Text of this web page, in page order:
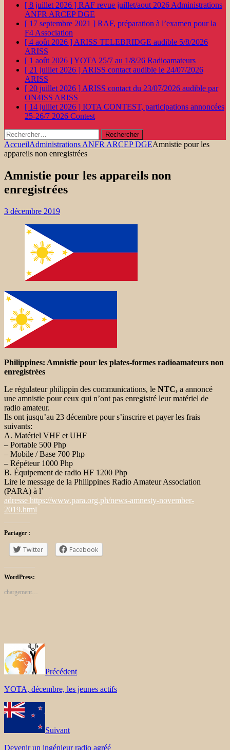
[ 8 juillet 2026 ] RAF revue juillet/aout 2026 Administrations
ANFR ARCEP DGE
[ 17 septembre 2021 ] RAF, préparation à l’examen pour la
F4 Association
[ 4 août 2026 ] ARISS TELEBRIDGE audible 5/8/2026
ARISS
[ 1 août 2026 ]YOTA 25/7 au 1/8/26 Radioamateurs
[ 21 juillet 2026 ] ARISS contact audible le 24/07/2026
ARISS
[ 20 juillet 2026 ] ARISS contact du 23/07/2026 audible par
ON4ISS ARISS
[ 14 juillet 2026 ] IOTA CONTEST, participations annoncées
25-26/7 2026 Contest
Rechercher :
AccueilAdministrations ANFR ARCEP DGEAmnistie pour les
appareils non enregistrées
Amnistie pour les appareils non
enregistrées
3 décembre 2019
Philippines: Amnistie pour les plates-formes radioamateurs non
enregistrées
Le régulateur philippin des communications, le NTC, a annoncé
une amnistie pour ceux qui n’ont pas enregistré leur matériel de
radio amateur.
Ils ont jusqu’au 23 décembre pour s’inscrire et payer les frais
suivants:
A. Matériel VHF et UHF
– Portable 500 Php
– Mobile / Base 700 Php
– Répéteur 1000 Php
B. Équipement de radio HF 1200 Php
Lire le message de la Philippines Radio Amateur Association
(PARA) à l’
adresse https://www.para.org.ph/news-amnesty-november-
2019.html
Partager :
Twitter Facebook
WordPress:
chargement…
Précédent
YOTA, décembre, les jeunes actifs
Suivant
Devenir un ingénieur radio agréé